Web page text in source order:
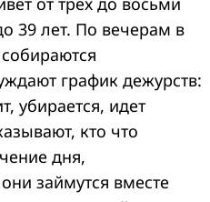
39 лет. По вечерам в
график дежурств:
убирается, идет
кто что
дня,
займутся вместе